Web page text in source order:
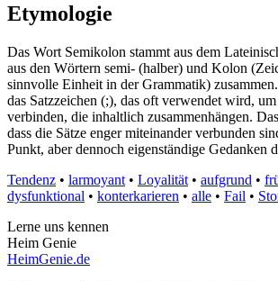
Etymologie
Das Wort Semikolon stammt aus dem
aus den Wörtern semi- (halber) und Kolon
sinnvolle Einheit in der Grammatik)
das Satzzeichen (;), das oft verwendet wird,
verbinden, die inhaltlich zusammenhängen.
dass die Sätze enger miteinander verbunden
Punkt, aber dennoch eigenständige Gedanken
Tendenz • larmoyant • Loyalität • aufgrund •
dysfunktional • konterkarieren • alle • Fail •
Lerne uns kennen
Heim Genie
HeimGenie.de